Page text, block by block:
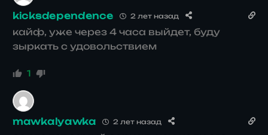
kicksdependence 2 лет назад
кайф, уже через 4 часа выйдет, буду
зыркать с удовольствием
1
mawkalyawka 2 лет назад